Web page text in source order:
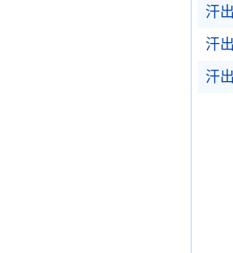
汗
汗
汗